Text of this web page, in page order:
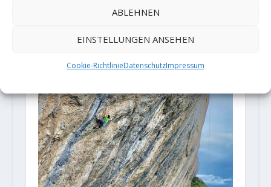
ABLEHNEN
EINSTELLUNGEN ANSEHEN
Cookie-RichtlinieDatenschutzImpressum